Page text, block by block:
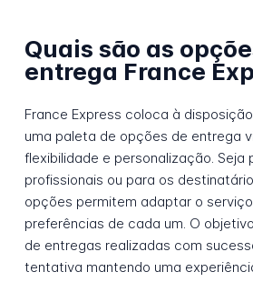
Quais são as
entrega France
France Express coloca à
uma paleta de opções de entrega
flexibilidade e personalização. Seja
profissionais ou para os
opções permitem adaptar o
preferências de cada um. O
de entregas realizadas com
tentativa mantendo uma